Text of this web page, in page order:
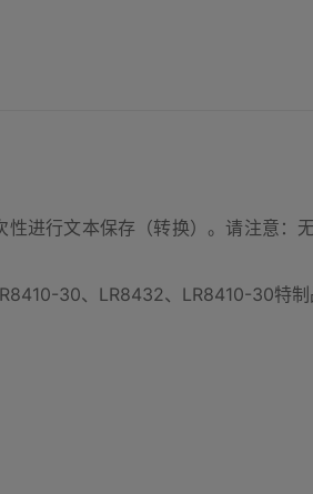
进行文本保存（转换）。请注意
30、LR8432、LR8410-30特制